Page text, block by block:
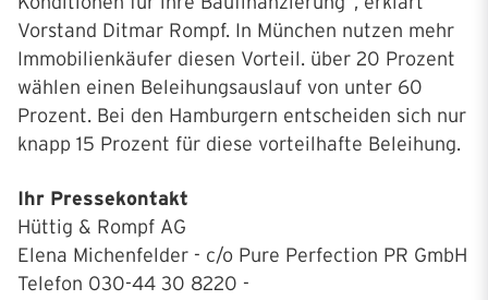
Vorstand Ditmar Rompf. In München nutzen mehr
Immobilienkäufer diesen Vorteil. über 20 Prozent
wählen einen Beleihungsauslauf von unter 60
Prozent. Bei den Hamburgern entscheiden sich nur
knapp 15 Prozent für diese vorteilhafte Beleihung.
Ihr Pressekontakt
Hüttig & Rompf AG
Elena Michenfelder - c/o Pure Perfection PR GmbH
Telefon 030-44 30 8220 -